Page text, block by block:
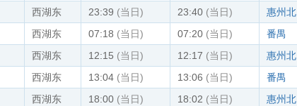
西湖东 23:39 (当日) 23:40 (当日) 惠州北
西湖东 07:18 (当日) 07:20 (当日) 番禺
西湖东 12:15 (当日) 12:17 (当日) 惠州北
西湖东 13:04 (当日) 13:06 (当日) 番禺
西湖东 18:00 (当日) 18:02 (当日) 惠州北